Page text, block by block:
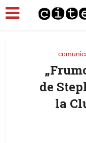
de
la